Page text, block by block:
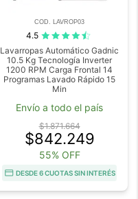
COD. LAVROP03
4.5
Lavarropas Automático Gadnic
10.5 Kg Tecnología Inverter
1200 RPM Carga Frontal 14
Programas Lavado Rápido 15
Min
Envío a todo el país
$1.871.664
$842.249
55% OFF
DESDE 6 CUOTAS SIN INTERÉS